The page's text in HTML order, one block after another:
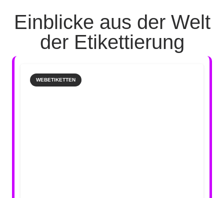
Einblicke aus der Welt
der Etikettierung
WEBETIKETTEN